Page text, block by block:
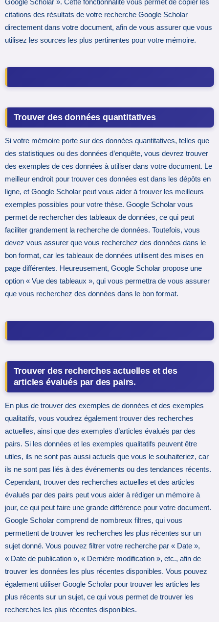
Google Scholar ». Cette fonctionnalité vous permet de copier les
citations des résultats de votre recherche Google Scholar
directement dans votre document, afin de vous assurer que vous
utilisez les sources les plus pertinentes pour votre mémoire.
Trouver des données quantitatives
Si votre mémoire porte sur des données quantitatives, telles que
des statistiques ou des données d’enquête, vous devrez trouver
des exemples de ces données à utiliser dans votre document. Le
meilleur endroit pour trouver ces données est dans les dépôts en
ligne, et Google Scholar peut vous aider à trouver les meilleurs
exemples possibles pour votre thèse. Google Scholar vous
permet de rechercher des tableaux de données, ce qui peut
faciliter grandement la recherche de données. Toutefois, vous
devez vous assurer que vous recherchez des données dans le
bon format, car les tableaux de données utilisent des mises en
page différentes. Heureusement, Google Scholar propose une
option « Vue des tableaux », qui vous permettra de vous assurer
que vous recherchez des données dans le bon format.
Trouver des recherches actuelles et des
articles évalués par des pairs.
En plus de trouver des exemples de données et des exemples
qualitatifs, vous voudrez également trouver des recherches
actuelles, ainsi que des exemples d’articles évalués par des
pairs. Si les données et les exemples qualitatifs peuvent être
utiles, ils ne sont pas aussi actuels que vous le souhaiteriez, car
ils ne sont pas liés à des événements ou des tendances récents.
Cependant, trouver des recherches actuelles et des articles
évalués par des pairs peut vous aider à rédiger un mémoire à
jour, ce qui peut faire une grande différence pour votre document.
Google Scholar comprend de nombreux filtres, qui vous
permettent de trouver les recherches les plus récentes sur un
sujet donné. Vous pouvez filtrer votre recherche par « Date »,
« Date de publication », « Dernière modification », etc., afin de
trouver les données les plus récentes disponibles. Vous pouvez
également utiliser Google Scholar pour trouver les articles les
plus récents sur un sujet, ce qui vous permet de trouver les
recherches les plus récentes disponibles.